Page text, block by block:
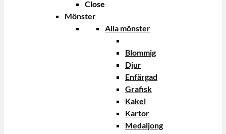
Close
Mönster
Alla mönster
Blommig
Djur
Enfärgad
Grafisk
Kakel
Kartor
Medaljong